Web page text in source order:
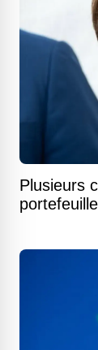
Plusieurs